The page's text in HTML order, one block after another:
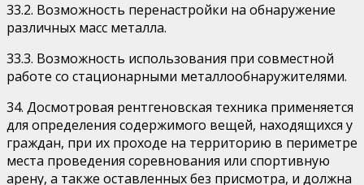
33.2. Возможность перенастройки на обнаружение
различных масс металла.
33.3. Возможность использования при совместной
работе со стационарными металлообнаружителями.
34. Досмотровая рентгеновская техника применяется
для определения содержимого вещей, находящихся у
граждан, при их проходе на территорию в периметре
места проведения соревнования или спортивную
арену, а также оставленных без присмотра, и должна